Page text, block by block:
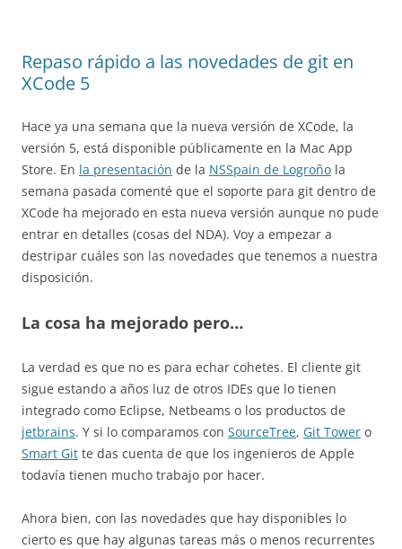
Repaso rápido a las novedades de git en
XCode 5
Hace ya una semana que la nueva versión de XCode, la
versión 5, está disponible públicamente en la Mac App
Store. En la presentación de la NSSpain de Logroño la
semana pasada comenté que el soporte para git dentro de
XCode ha mejorado en esta nueva versión aunque no pude
entrar en detalles (cosas del NDA). Voy a empezar a
destripar cuáles son las novedades que tenemos a nuestra
disposición.
La cosa ha mejorado pero…
La verdad es que no es para echar cohetes. El cliente git
sigue estando a años luz de otros IDEs que lo tienen
integrado como Eclipse, Netbeams o los productos de
jetbrains. Y si lo comparamos con SourceTree, Git Tower o
Smart Git te das cuenta de que los ingenieros de Apple
todavía tienen mucho trabajo por hacer.
Ahora bien, con las novedades que hay disponibles lo
cierto es que hay algunas tareas más o menos recurrentes